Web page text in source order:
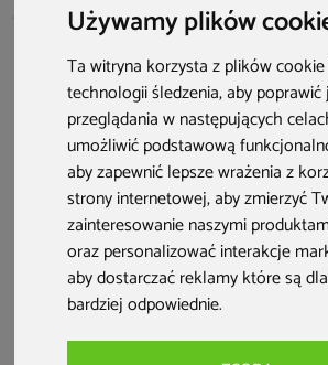
Używamy plików
Ta witryna korzysta z plików
technologii śledzenia, aby
przeglądania w następujących
umożliwić podstawową
aby zapewnić lepsze wrażenia z
strony internetowej,aby zmierzyć
zainteresowanie naszymi
oraz personalizować interakcje
aby dostarczać reklamy które są
bardziej odpowiednie.